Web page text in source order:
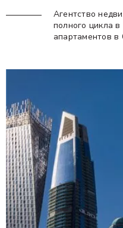
Агентство
полного цикла
апартаментов